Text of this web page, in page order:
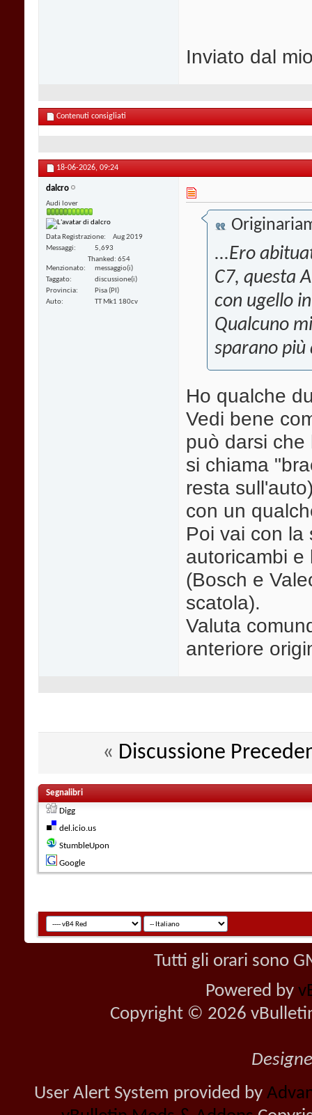
Inviato dal
Contenuti consigliati
18-06-2026, 09:24
dalcro
Audi lover
Data Registrazione
Aug 2019
Messaggi
5,693
Thanked: 654
Menzionato
messaggio(i)
Taggato
discussione(i)
Provincia
Pisa (PI)
Auto
TT Mk1 180cv
...Ero
C7, questa
con ugello
Qualcuno
sparano più
Ho qualche
Vedi bene
può darsi
si chiama
resta
con un
Poi vai con la
autoricambi e
(Bosch e
scatola).
Valuta
anteriore
« Discussione
Segnalibri
Digg
del.icio.us
StumbleUpon
Google
Tutti gli orari sono
Powered by
Copyright © 2026
User Alert System provided by